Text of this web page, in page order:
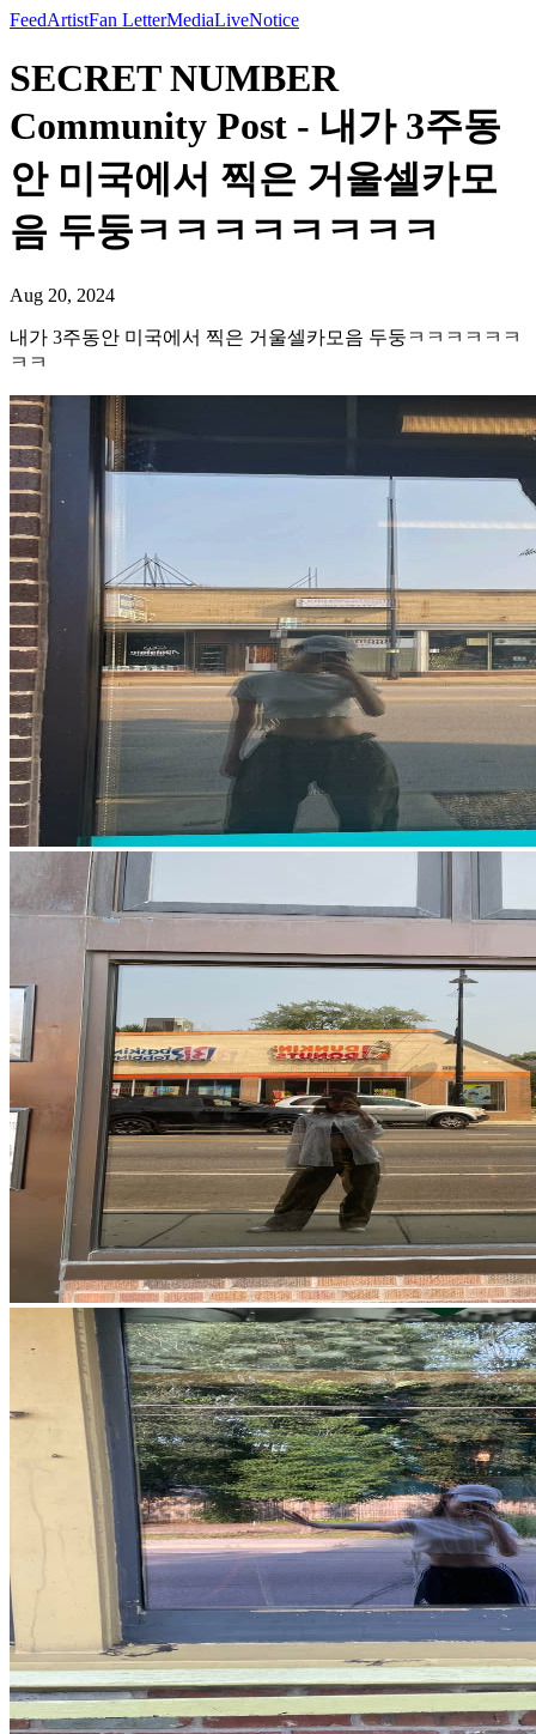
FeedArtistFan LetterMediaLiveNotice
SECRET NUMBER
Community Post - 내가 3주동
안 미국에서 찍은 거울셀카모
음 두둥ㅋㅋㅋㅋㅋㅋㅋㅋ
Aug 20, 2024
내가 3주동안 미국에서 찍은 거울셀카모음 두둥ㅋㅋㅋㅋㅋㅋ
ㅋㅋ